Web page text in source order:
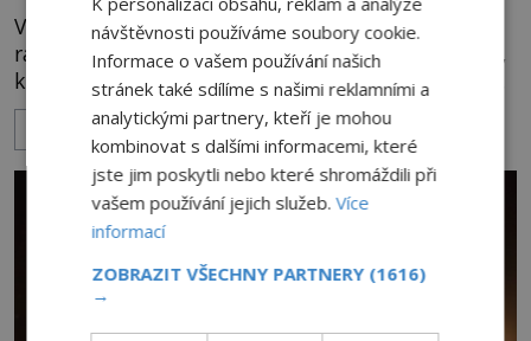
Věnuje lidem alkoholický nápoj, bujaré oslavy a
radost ze života, ale i o mnoho tajemnější obřady,
které dráždí lidskou zvědavost do dnešních dní. Co
doopravdy představuje bůh, jemuž Římané říkají
Bakchus? Mytologický příběh řeckého boha
Dionýsa není zrovna idylická pohádka. Bůh Zeus jej
zplodí se svou milenkou Semelou, což Diova žena
Héra nemůže nechat b
ZOBRAZIT VÍCE
návštěvnosti používáme soubory cookie.
Informace o vašem používání našich
stránek také sdílíme s našimi reklamními a
analytickými partnery, kteří je mohou
kombinovat s dalšími informacemi, které
jste jim poskytli nebo které shromáždili při
vašem používání jejich služeb.Více
informací
ZOBRAZIT VŠECHNY PARTNERY (1616)
→